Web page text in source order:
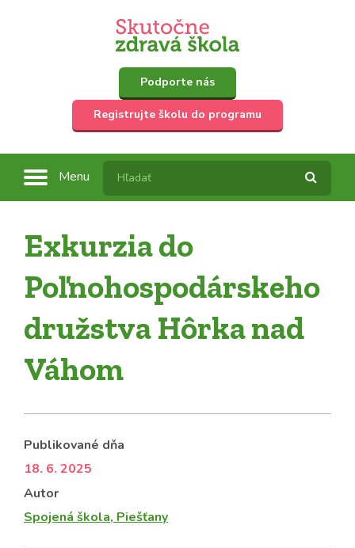
Podporte nás
Registrujte školu do programu
Menu
Exkurzia do
Poľnohospodárskeho
družstva Hôrka nad
Váhom
Publikované dňa
18. 6. 2025
Autor
Spojená škola, Piešťany